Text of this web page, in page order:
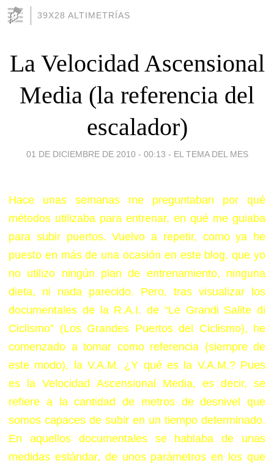
39X28 ALTIMETRÍAS
La Velocidad Ascensional
Media (la referencia del
escalador)
01 DE DICIEMBRE DE 2010 - 00:13 - EL TEMA DEL MES
Hace unas semanas me preguntaban por qué
métodos utilizaba para entrenar, en qué me guiaba
para subir puertos. Vuelvo a repetir, como ya he
puesto en más de una ocasión en este blog, que yo
no utilizo ningún plan de entrenamiento, ninguna
dieta, ni nada parecido. Pero, tras visualizar los
documentales de la R.A.I. de “Le Grandi Salite di
Ciclismo” (Los Grandes Puertos del Ciclismo), he
comenzado a tomar como referencia (siempre de
este modo), la V.A.M. ¿Y qué es la V.A.M.? Pues
es la Velocidad Ascensional Media, es decir, se
refiere a la cantidad de metros de desnivel que
somos capaces de subir en un tiempo determinado.
En aquellos documentales se hablaba de unas
medidas estándar, de unos parámetros en los que